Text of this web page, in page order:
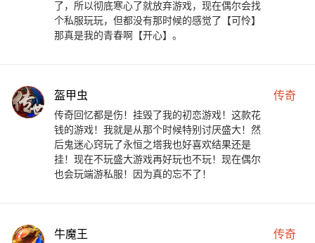
了，所以彻底寒心了就放弃游戏，现在偶尔会找
个私服玩玩，但都没有那时候的感觉了【可怜】
那真是我的青春啊【开心】。
盔甲虫 传奇
传奇回忆都是伤！挂毁了我的初恋游戏！这款花
钱的游戏！我就是从那个时候特别讨厌盛大！然
后鬼迷心窍玩了永恒之塔我也好喜欢结果还是
挂！现在不玩盛大游戏再好玩也不玩！现在偶尔
也会玩端游私服！因为真的忘不了！
牛魔王 传奇